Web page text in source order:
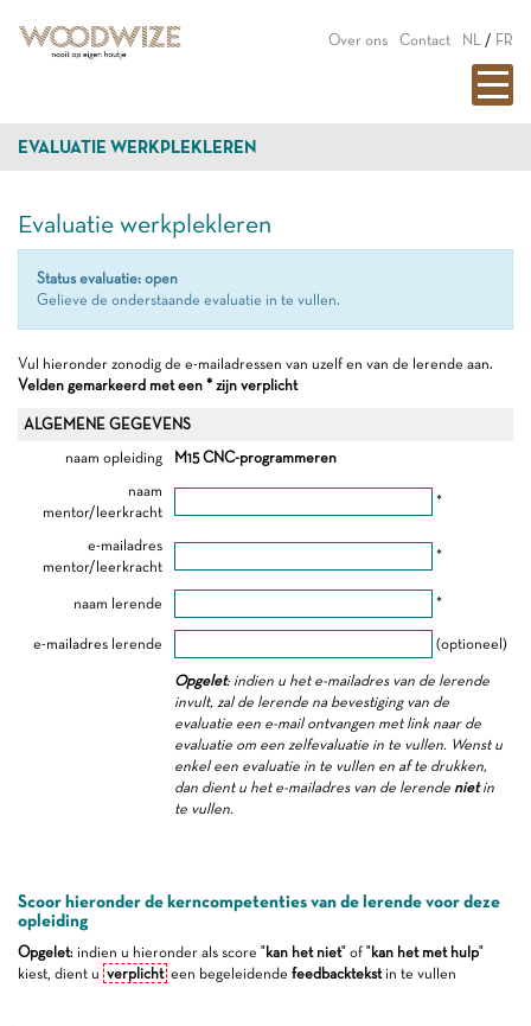
Over ons Contact NL / FR
EVALUATIE WERKPLEKLEREN
Evaluatie werkplekleren
Status evaluatie: open
Gelieve de onderstaande evaluatie in te vullen.
Vul hieronder zonodig de e-mailadressen van uzelf en van de lerende aan.
Velden gemarkeerd met een * zijn verplicht
ALGEMENE GEGEVENS
naam opleiding
M15 CNC-programmeren
naam
mentor/leerkracht
*
e-mailadres
mentor/leerkracht
*
naam lerende *
e-mailadres lerende (optioneel)
Opgelet: indien u het e-mailadres van de lerende
invult, zal de lerende na bevestiging van de
evaluatie een e-mail ontvangen met link naar de
evaluatie om een zelfevaluatie in te vullen. Wenst u
enkel een evaluatie in te vullen en af te drukken,
dan dient u het e-mailadres van de lerende nietin
te vullen.
Scoor hieronder de kerncompetenties van de lerende voor deze
opleiding
Opgelet: indien u hieronder als score "kan het niet" of "kan het met hulp"
kiest, dient u verplicht een begeleidende feedbacktekstin te vullen